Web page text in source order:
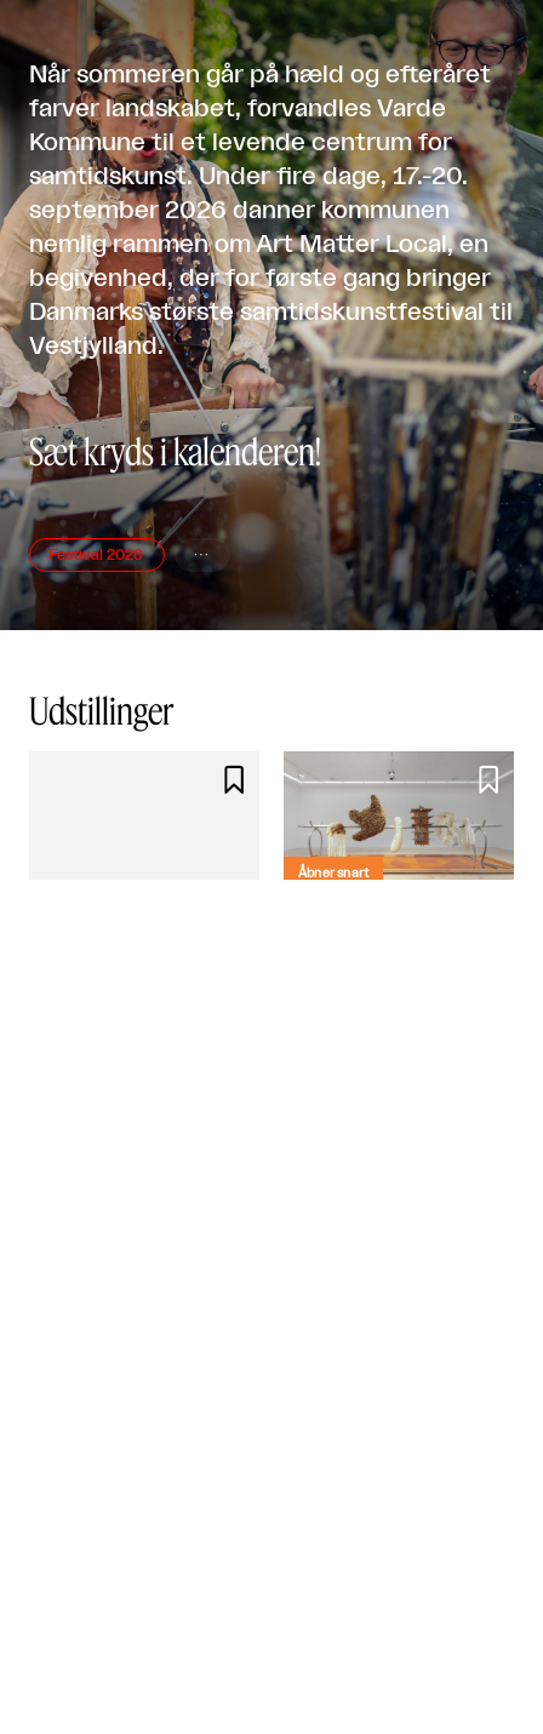
Når sommeren går på hæld og efteråret
farver landskabet, forvandles Varde
Kommune til et levende centrum for
samtidskunst. Under fire dage, 17.-20.
september 2026 danner kommunen
nemlig rammen om Art Matter Local, en
begivenhed, der for første gang bringer
Danmarks største samtidskunstfestival til
Vestjylland.
Sæt kryds i kalenderen!
Festival 2026 
Udstillinger
 
Åbner snart